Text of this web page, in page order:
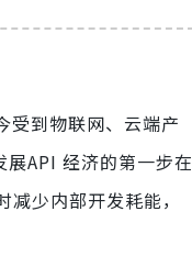
受到物联网、云端产
API 经济的第一步在
少内部开发耗能，